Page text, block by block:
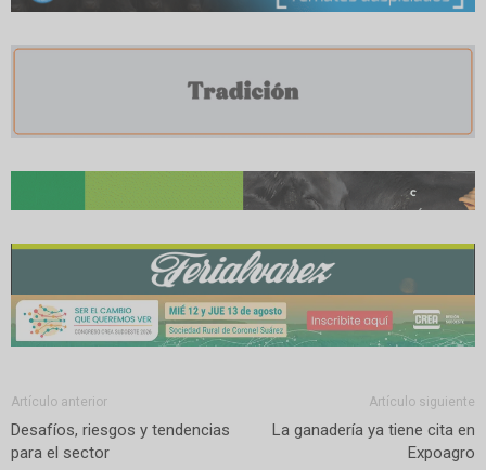
Artículo anterior
Desafíos, riesgos y tendencias
para el sector
Artículo siguiente
La ganadería ya tiene cita en
Expoagro